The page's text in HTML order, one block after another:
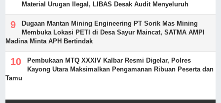
Material Urugan Ilegal, LIBAS Desak Audit Menyeluruh
Dugaan Mantan Mining Engineering PT Sorik Mas Mining
Membuka Lokasi PETI di Desa Sayur Maincat, SATMA AMPI
Madina Minta APH Bertindak
Pembukaan MTQ XXXIV Kalbar Resmi Digelar, Polres
Kayong Utara Maksimalkan Pengamanan Ribuan Peserta dan
Tamu